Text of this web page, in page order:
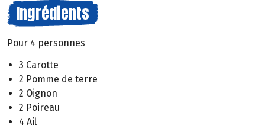
Ingrédients
Pour 4 personnes
3 Carotte
2 Pomme de terre
2 Oignon
2 Poireau
4 Ail